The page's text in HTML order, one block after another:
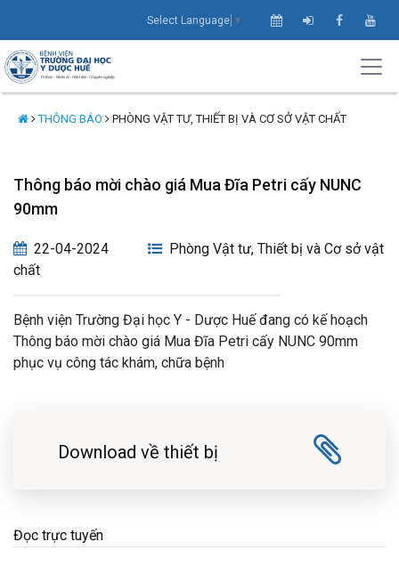
Select Language ▼
THÔNG BÁO PHÒNG VẬT TƯ, THIẾT BỊ VÀ CƠ SỞ VẬT CHẤT
Thông báo mời chào giá Mua Đĩa Petri cấy NUNC
90mm
22-04-2024
Phòng Vật tư, Thiết bị và Cơ sở vật
chất
Bệnh viện Trường Đại học Y - Dược Huế đang có kế hoạch
Thông báo mời chào giá Mua Đĩa Petri cấy NUNC 90mm
phục vụ công tác khám, chữa bệnh
Download về thiết bị
Đọc trực tuyến